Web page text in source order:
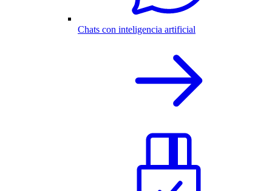
Chats con inteligencia artificial